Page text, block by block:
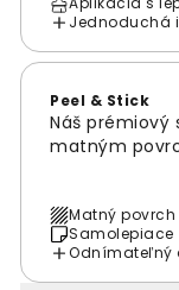
Jednoduchá
Peel & Stick
Náš prémiový
matným
Matný povrch
Samolepiace
Odnímateľný